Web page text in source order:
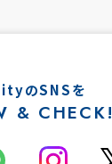
のSNSを
& CHECK!